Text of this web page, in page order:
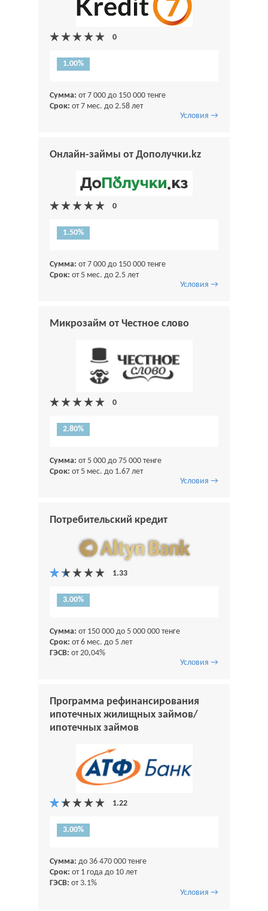
1.00%
Сумма: от 7 000 до 150 000 тенге
Срок: от 7 мес. до 2.58 лет
Условия →
Онлайн-займы от Дополучки.kz
1.50%
Сумма: от 7 000 до 150 000 тенге
Срок: от 5 мес. до 2.5 лет
Условия →
Микрозайм от Честное слово
2.80%
Сумма: от 5 000 до 75 000 тенге
Срок: от 5 мес. до 1.67 лет
Условия →
Потребительский кредит
3.00%
Сумма: от 150 000 до 5 000 000 тенге
Срок: от 6 мес. до 5 лет
ГЭСВ: от 20,04%
Условия →
Программа рефинансирования
ипотечных жилищных займов/
ипотечных займов
3.00%
Сумма: до 36 470 000 тенге
Срок: от 1 года до 10 лет
ГЭСВ: от 3.1%
Условия →